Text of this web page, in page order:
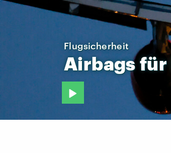
Flugsicherheit
Airbagsfür